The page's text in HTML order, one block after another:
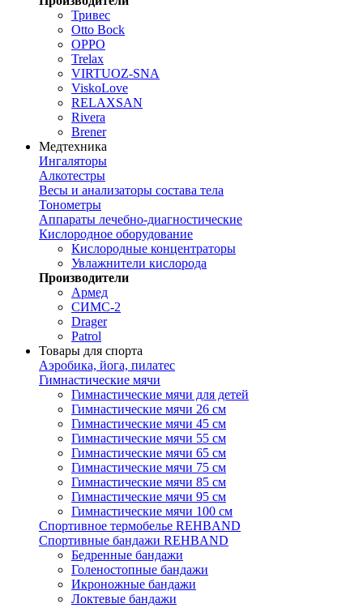
Тривес
Otto Bock
OPPO
Trelax
VIRTUOZ-SNA
ViskoLove
RELAXSAN
Rivera
Brener
Медтехника
Ингаляторы
Алкотестры
Весы и анализаторы состава тела
Тонометры
Аппараты лечебно-диагностические
Кислородное оборудование
Кислородные концентраторы
Увлажнители кислорода
Производители
Армед
СИМС-2
Drager
Patrol
Товары для спорта
Аэробика, йога, пилатес
Гимнастические мячи
Гимнастические мячи для детей
Гимнастические мячи 26 см
Гимнастические мячи 45 см
Гимнастические мячи 55 см
Гимнастические мячи 65 см
Гимнастические мячи 75 см
Гимнастические мячи 85 см
Гимнастические мячи 95 см
Гимнастические мячи 100 см
Спортивное термобелье REHBAND
Спортивные бандажи REHBAND
Бедренные бандажи
Голеностопные бандажи
Икроножные бандажи
Локтевые бандажи